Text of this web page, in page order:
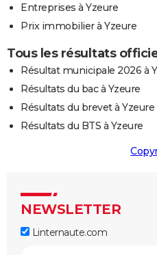
Entreprises à Yzeure
Prix immobilier à Yzeure
Tous les résultats
Résultat municipale 2026 à
Résultats du bac à Yzeure
Résultats du brevet à Yzeure
Résultats du BTS à Yzeure
NEWSLETTER
Linternaute.com